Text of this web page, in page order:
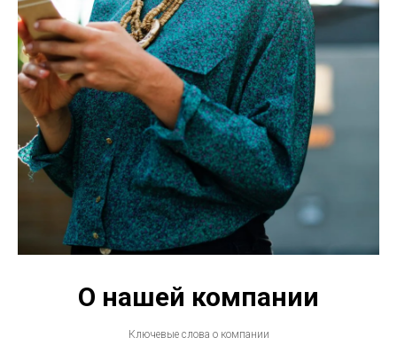
О нашей компании
Ключевые слова о компании